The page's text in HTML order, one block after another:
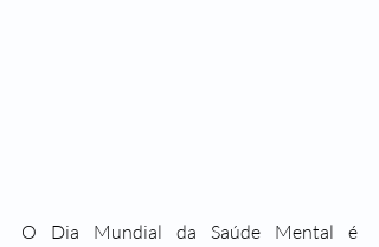
O Dia Mundial da Saúde Mental é